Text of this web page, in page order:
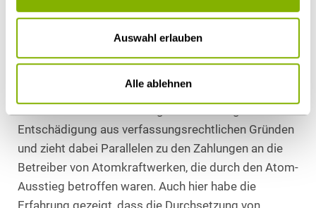
Auswahl erlauben
Alle ablehnen
ein weiter Weg. Denn die fragwürdigen rechtlichen
Regelungen und die ersten Erfolge vor Gericht sind
ein Schritt auf dem Weg zu
Weg durch die Instanzen angetreten werden.
Entschädigung aus verfassungsrechtlichen Gründen
und zieht dabei Parallelen zu den Zahlungen an die
Betreiber von Atomkraftwerken, die durch den Atom-
Ausstieg betroffen waren. Auch hier habe die